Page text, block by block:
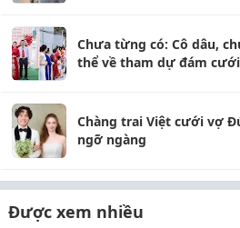
Chưa từng có: Cô dâu,
thể về tham dự đám
Chàng trai Việt cưới vợ
ngỡ ngàng
Được xem nhiều